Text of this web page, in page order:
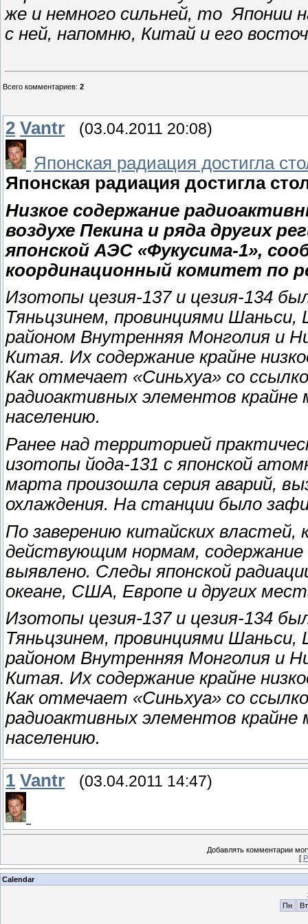
же и немного сильней, то Японии
с ней, напомню, Китай и его
Всего комментариев: 2
2 Vantr (03.04.2011 20:08)
Японская радиация достигла
Японская радиация достигла
Низкое содержание
воздухе Пекина и ряда других
японской АЭС «Фукусима-1»,
координационный комитет по
Изотопы цезия-137 и цезия-134
Тяньцзинем, провинциями
районом Внутренняя Монголия и
Китая. Их содержание крайне
Как отмечает «Синьхуа» со
радиоактивных элементов
населению.
Ранее над территорией
изотопы йода-131 с японской
марта произошла серия аварий,
охлаждения. На станции было
По заверению китайских
действующим нормам,
выявлено. Следы японской
океане, США, Европе и других
Изотопы цезия-137 и цезия-134
Тяньцзинем, провинциями
районом Внутренняя Монголия и
Китая. Их содержание крайне
Как отмечает «Синьхуа» со
радиоактивных элементов
населению.
1 Vantr (03.04.2011 14:47)
Добавлять комментарии
[
Calendar
Пн
Вт